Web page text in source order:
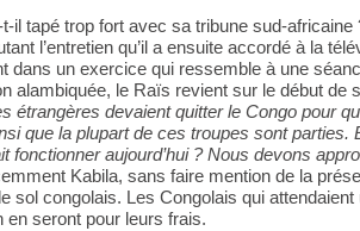
il tapé trop fort avec sa tribune sud-
l’entretien qu’il a ensuite accordé à la
dans un exercice qui ressemble à une
alambiquée, le Raïs revient sur le début de
étrangères devaient quitter le Congo pour
que la plupart de ces troupes sont parties.
fonctionner aujourd’hui ? Nous devons
Kabila, sans faire mention de la
sol congolais. Les Congolais qui
en seront pour leurs frais.